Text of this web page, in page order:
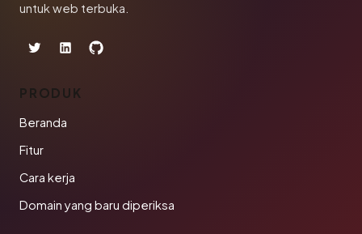
untuk web terbuka.
PRODUK
Beranda
Fitur
Cara kerja
Domain yang baru diperiksa